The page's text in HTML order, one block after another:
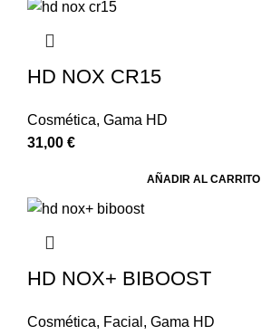
HD NOX CR15
Cosmética, Gama HD
31,00 €
AÑADIR AL CARRITO
HD NOX+ BIBOOST
Cosmética, Facial , Gama HD